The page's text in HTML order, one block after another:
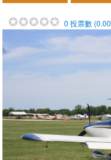
0 投票數 (0.00